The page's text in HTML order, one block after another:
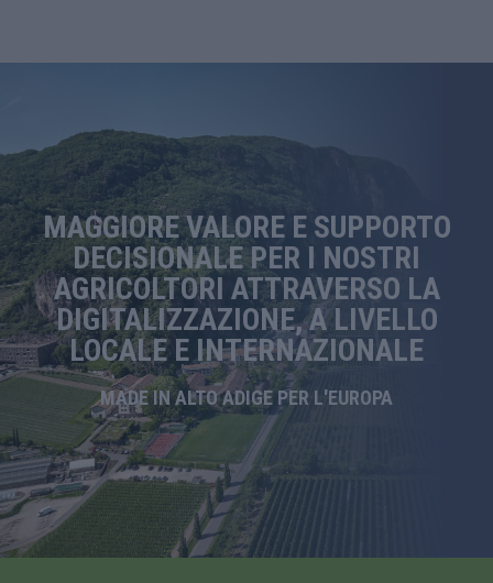
MAGGIORE VALORE E SUPPORTO
DECISIONALE PER I NOSTRI
AGRICOLTORI ATTRAVERSO LA
DIGITALIZZAZIONE, A LIVELLO
LOCALE E INTERNAZIONALE
MADE IN ALTO ADIGE PER L'EUROPA